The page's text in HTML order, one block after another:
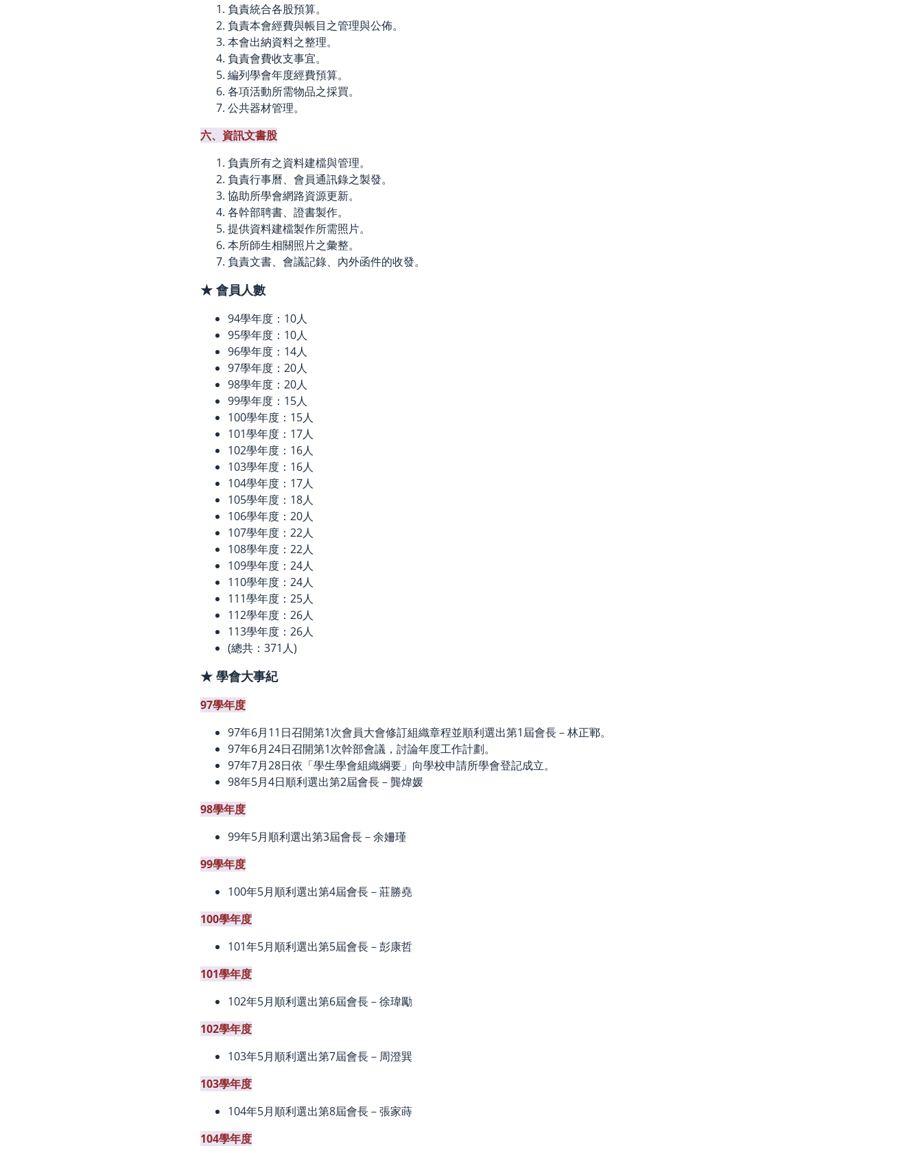
負責統合各股預算。
負責本會經費與帳目之管理與公佈。
本會出納資料之整理。
負責會費收支事宜。
編列學會年度經費預算。
各項活動所需物品之採買。
公共器材管理。
六、資訊文書股
負責所有之資料建檔與管理。
負責行事曆、會員通訊錄之製發。
協助所學會網路資源更新。
各幹部聘書、證書製作。
提供資料建檔製作所需照片。
本所師生相關照片之彙整。
負責文書、會議記錄、內外函件的收發。
★ 會員人數
94學年度：10人
95學年度：10人
96學年度：14人
97學年度：20人
98學年度：20人
99學年度：15人
100學年度：15人
101學年度：17人
102學年度：16人
103學年度：16人
104學年度：17人
105學年度：18人
106學年度：20人
107學年度：22人
108學年度：22人
109學年度：24人
110學年度：24人
111學年度：25人
112學年度：26人
113學年度：26人
(總共：371人)
★ 學會大事紀
97學年度
97年6月11日召開第1次會員大會修訂組織章程並順利選出第1屆會長－林正鄆。
97年6月24日召開第1次幹部會議，討論年度工作計劃。
97年7月28日依「學生學會組織綱要」向學校申請所學會登記成立。
98年5月4日順利選出第2屆會長－龔煒媛
98學年度
99年5月順利選出第3屆會長－余姍瑾
99學年度
100年5月順利選出第4屆會長－莊勝堯
100學年度
101年5月順利選出第5屆會長－彭康哲
101學年度
102年5月順利選出第6屆會長－徐瑋勵
102學年度
103年5月順利選出第7屆會長－周澄巽
103學年度
104年5月順利選出第8屆會長－張家蒔
104學年度